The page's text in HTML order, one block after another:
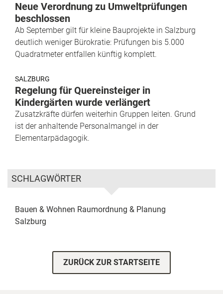
Neue Verordnung zu Umweltprüfungen
beschlossen
Ab September gilt für kleine Bauprojekte in Salzburg
deutlich weniger Bürokratie: Prüfungen bis 5.000
Quadratmeter entfallen künftig komplett.
SALZBURG
Regelung für Quereinsteiger in
Kindergärten wurde verlängert
Zusatzkräfte dürfen weiterhin Gruppen leiten. Grund
ist der anhaltende Personalmangel in der
Elementarpädagogik.
SCHLAGWÖRTER
Bauen & Wohnen Raumordnung & Planung
Salzburg
ZURÜCK ZUR STARTSEITE